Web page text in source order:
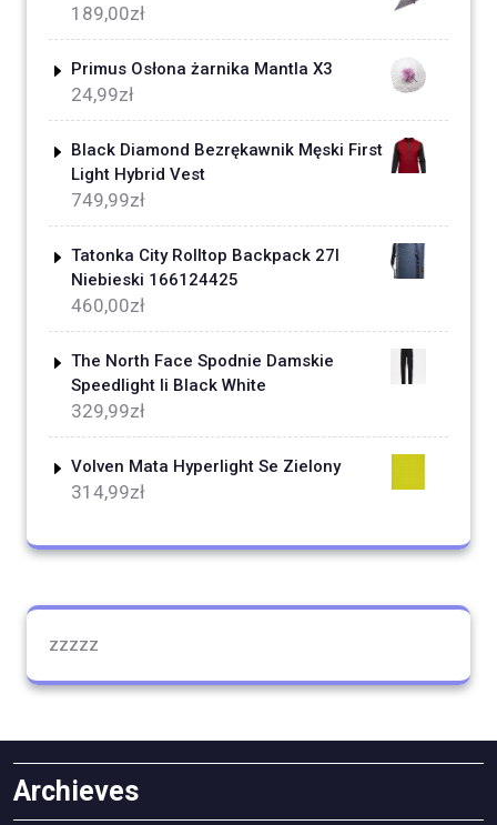
189,00zł
Primus Osłona żarnika Mantla X3
24,99zł
Black Diamond Bezrękawnik Męski First
Light Hybrid Vest
749,99zł
Tatonka City Rolltop Backpack 27l
Niebieski 166124425
460,00zł
The North Face Spodnie Damskie
Speedlight Ii Black White
329,99zł
Volven Mata Hyperlight Se Zielony
314,99zł
zzzzz
Archieves